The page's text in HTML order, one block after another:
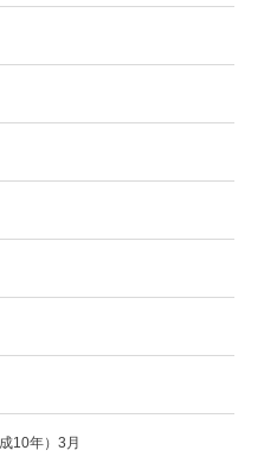
10年）3月